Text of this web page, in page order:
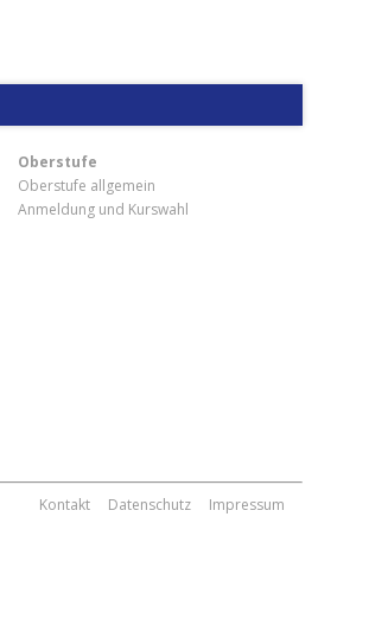
Oberstufe
Oberstufe allgemein
Anmeldung und Kurswahl
Kontakt Datenschutz Impressum